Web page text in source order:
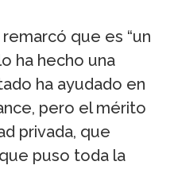
que es “un
ha hecho una
ha ayudado en
pero el mérito
privada, que
puso toda la